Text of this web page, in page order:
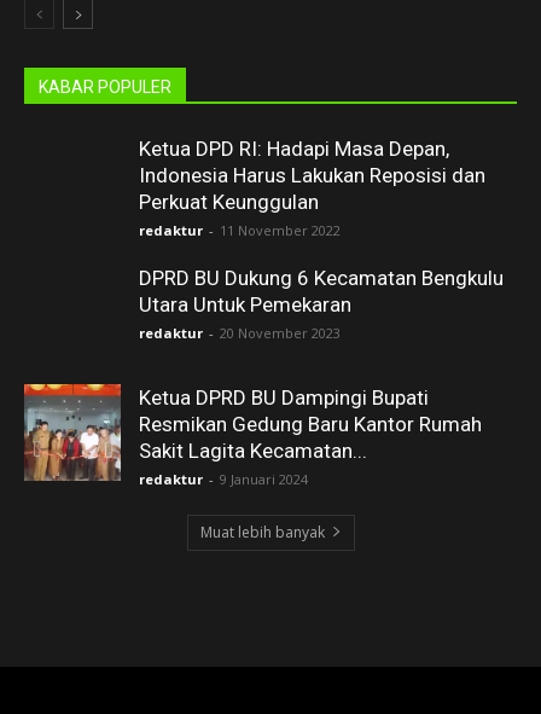
KABAR POPULER
Ketua DPD RI: Hadapi Masa Depan,
Indonesia Harus Lakukan Reposisi dan
Perkuat Keunggulan
redaktur - 11 November 2022
DPRD BU Dukung 6 Kecamatan Bengkulu
Utara Untuk Pemekaran
redaktur - 20 November 2023
Ketua DPRD BU Dampingi Bupati
Resmikan Gedung Baru Kantor Rumah
Sakit Lagita Kecamatan...
redaktur - 9 Januari 2024
Muat lebih banyak